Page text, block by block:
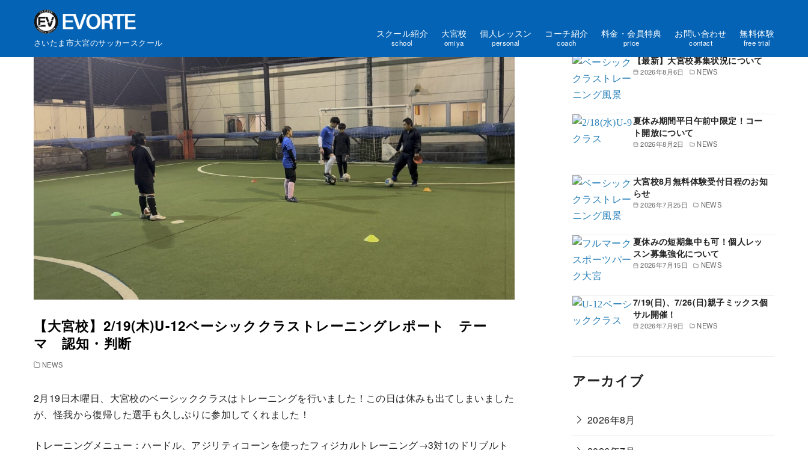
さいたま市大宮のサッカースクール
スクール紹介
school
大宮校
omiya
個人レッスン
personal
コーチ紹介
coach
料金・会員特典
price
お問い合わせ
contact
無料体験
free trial
【大宮校】2/19(木)U-12ベーシッククラストレーニングレポート テー
マ 認知・判断
NEWS
2月19日木曜日、大宮校のベーシッククラスはトレーニングを行いました！この日は休みも出てしまいました
が、怪我から復帰した選手も久しぶりに参加してくれました！
トレーニングメニュー：ハードル、アジリティコーンを使ったフィジカルトレーニング→3対1のドリブルト
新着記事一覧
2026年8月6日 NEWS
【最新】大宮校募集状況について
2026年8月2日 NEWS
夏休み期間平日午前中限定！コー
ト開放について
2026年7月25日 NEWS
大宮校8月無料体験受付日程のお知
らせ
2026年7月15日 NEWS
夏休みの短期集中も可！個人レッ
スン募集強化について
2026年7月9日 NEWS
7/19(日)、7/26(日)親子ミックス個
サル開催！
アーカイブ
2026年8月